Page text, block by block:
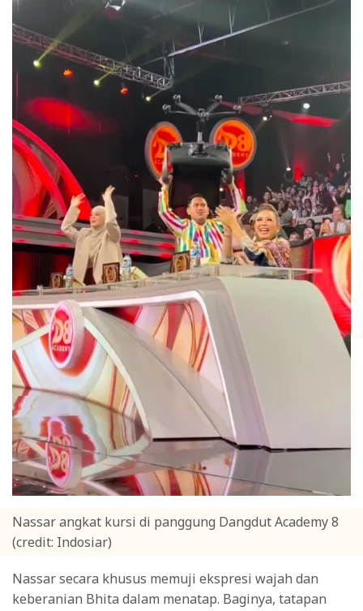
Nassar angkat kursi di panggung Dangdut Academy 8
(credit: Indosiar)
Nassar secara khusus memuji ekspresi wajah dan
keberanian Bhita dalam menatap. Baginya, tatapan